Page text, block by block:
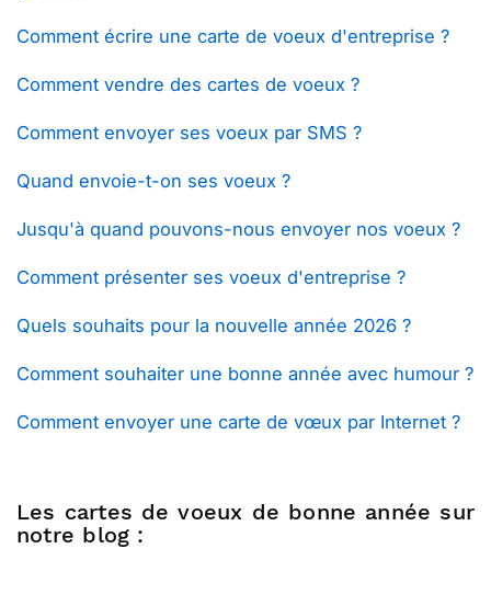
Comment écrire une carte de voeux d'entreprise ?
Comment vendre des cartes de voeux ?
Comment envoyer ses voeux par SMS ?
Quand envoie-t-on ses voeux ?
Jusqu'à quand pouvons-nous envoyer nos voeux ?
Comment présenter ses voeux d'entreprise ?
Quels souhaits pour la nouvelle année 2026 ?
Comment souhaiter une bonne année avec humour ?
Comment envoyer une carte de vœux par Internet ?
Les cartes de voeux de bonne année sur
notre blog :